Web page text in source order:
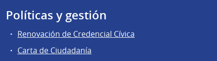
Políticas y gestión
Renovación de Credencial Cívica
Carta de Ciudadanía